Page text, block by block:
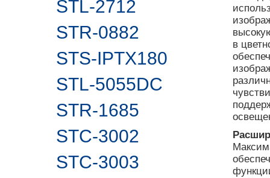
STL-2712
STR-0882
STS-IPTX180
STL-5055DC
STR-1685
STC-3002
STC-3003
в